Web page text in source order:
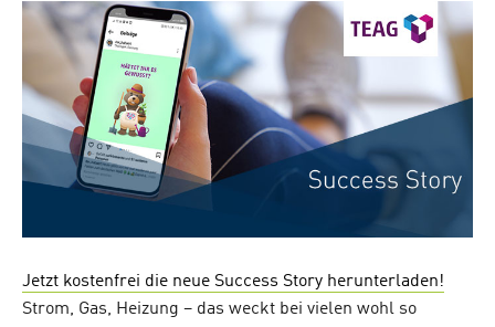
Jetzt kostenfrei die neue Success Story herunterladen!
Strom, Gas, Heizung – das weckt bei vielen wohl so